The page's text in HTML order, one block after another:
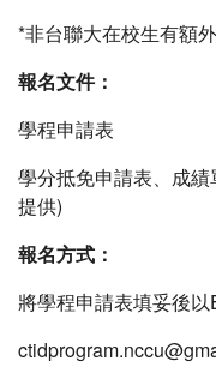
*非台聯大在校生有額
報名文件：
學程申請表
學分抵免申請表、成
提供)
報名方式：
將學程申請表填妥後